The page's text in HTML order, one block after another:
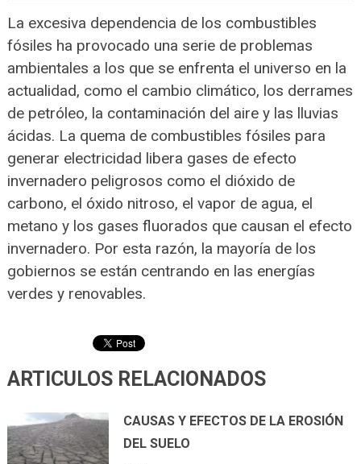
La excesiva dependencia de los combustibles
fósiles ha provocado una serie de problemas
ambientales a los que se enfrenta el universo en la
actualidad, como el cambio climático, los derrames
de petróleo, la contaminación del aire y las lluvias
ácidas. La quema de combustibles fósiles para
generar electricidad libera gases de efecto
invernadero peligrosos como el dióxido de
carbono, el óxido nitroso, el vapor de agua, el
metano y los gases fluorados que causan el efecto
invernadero. Por esta razón, la mayoría de los
gobiernos se están centrando en las energías
verdes y renovables.
ARTICULOS RELACIONADOS
CAUSAS Y EFECTOS DE LA EROSIÓN
DEL SUELO